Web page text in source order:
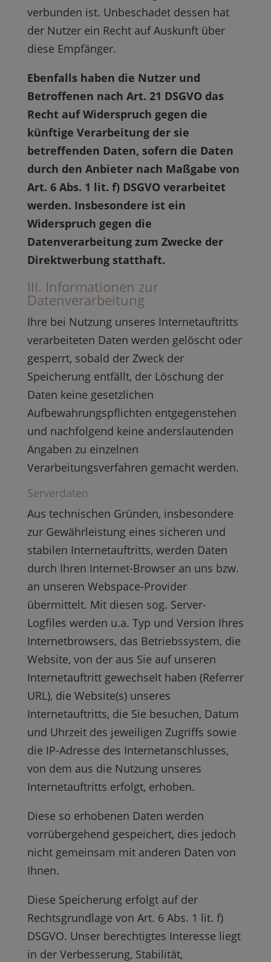
verbunden ist. Unbeschadet dessen hat
der Nutzer ein Recht auf Auskunft über
diese Empfänger.
Ebenfalls haben die Nutzer und
Betroffenen nach Art. 21 DSGVO das
Recht auf Widerspruch gegen die
künftige Verarbeitung der sie
betreffenden Daten, sofern die Daten
durch den Anbieter nach Maßgabe von
Art. 6 Abs. 1 lit. f) DSGVO verarbeitet
werden. Insbesondere ist ein
Widerspruch gegen die
Datenverarbeitung zum Zwecke der
Direktwerbung statthaft.
III. Informationen zur
Datenverarbeitung
Ihre bei Nutzung unseres Internetauftritts
verarbeiteten Daten werden gelöscht oder
gesperrt, sobald der Zweck der
Speicherung entfällt, der Löschung der
Daten keine gesetzlichen
Aufbewahrungspflichten entgegenstehen
und nachfolgend keine anderslautenden
Angaben zu einzelnen
Verarbeitungsverfahren gemacht werden.
Serverdaten
Aus technischen Gründen, insbesondere
zur Gewährleistung eines sicheren und
stabilen Internetauftritts, werden Daten
durch Ihren Internet-Browser an uns bzw.
an unseren Webspace-Provider
übermittelt. Mit diesen sog. Server-
Logfiles werden u.a. Typ und Version Ihres
Internetbrowsers, das Betriebssystem, die
Website, von der aus Sie auf unseren
Internetauftritt gewechselt haben (Referrer
URL), die Website(s) unseres
Internetauftritts, die Sie besuchen, Datum
und Uhrzeit des jeweiligen Zugriffs sowie
die IP-Adresse des Internetanschlusses,
von dem aus die Nutzung unseres
Internetauftritts erfolgt, erhoben.
Diese so erhobenen Daten werden
vorrübergehend gespeichert, dies jedoch
nicht gemeinsam mit anderen Daten von
Ihnen.
Diese Speicherung erfolgt auf der
Rechtsgrundlage von Art. 6 Abs. 1 lit. f)
DSGVO. Unser berechtigtes Interesse liegt
in der Verbesserung, Stabilität,